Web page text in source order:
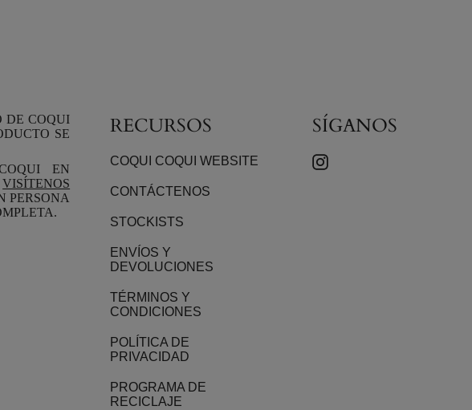
DE COQUI
SE
EN
VISÍTENOS
PERSONA
RECURSOS
COQUI COQUI WEBSITE
CONTÁCTENOS
STOCKISTS
ENVÍOS Y
DEVOLUCIONES
TÉRMINOS Y
CONDICIONES
POLÍTICA DE
PRIVACIDAD
PROGRAMA DE
RECICLAJE
SÍGANOS
INSTAGRAM